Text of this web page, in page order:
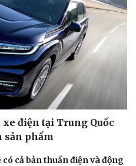
xe điện tại Trung Quốc
phẩm
cả bản thuần điện và động